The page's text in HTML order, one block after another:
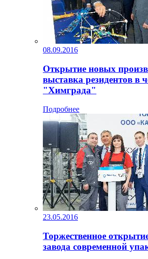
08.09.2016
Открытие новых
выставка резидентов в
"Химграда"
Подробнее
23.05.2016
Торжественное
завода современной